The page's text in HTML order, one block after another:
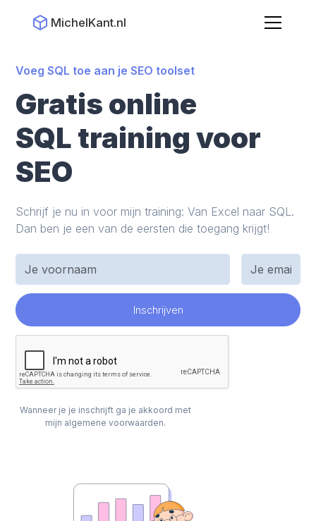
MichelKant.nl
Voeg SQL toe aan je SEO toolset
Gratis online
SQL training voor
SEO
Schrijf je nu in voor mijn training: Van Excel naar SQL.
Dan ben je een van de eersten die toegang krijgt!
Wanneer je je inschrijft ga je akkoord met
mijn algemene voorwaarden.